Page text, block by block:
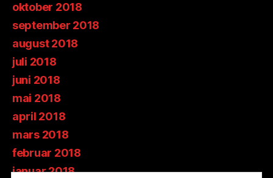
oktober 2018
september 2018
august 2018
juli 2018
juni 2018
mai 2018
april 2018
mars 2018
februar 2018
januar 2018